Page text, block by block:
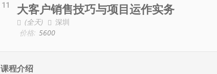
11 大客户销售技巧与项目运作实务
(全天)
深圳
价格: 5600
课程介绍